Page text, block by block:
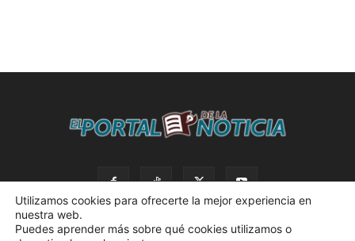
Utilizamos cookies para ofrecerte la mejor experiencia en
nuestra web.
Puedes aprender más sobre qué cookies utilizamos o